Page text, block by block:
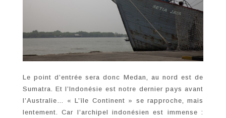
Le point d’entrée sera donc Medan, au nord est de
Sumatra. Et l’Indonésie est notre dernier pays avant
l’Australie… « L’île Continent » se rapproche, mais
lentement. Car l’archipel indonésien est immense :